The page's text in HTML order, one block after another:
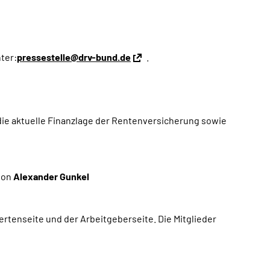
pressestelle@drv-bund.de
aktuelle Finanzlage der Rentenversicherung sowie
Alexander Gunkel
und der Arbeitgeberseite. Die Mitglieder